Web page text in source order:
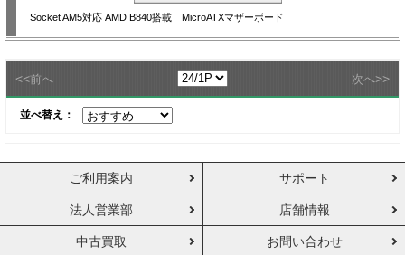
Socket AM5対応 AMD B840搭載 MicroATXマザーボード
<<前へ 次へ>>
並べ替え：
ご利用案内 サポート
法人営業部 店舗情報
中古買取 お問い合わせ